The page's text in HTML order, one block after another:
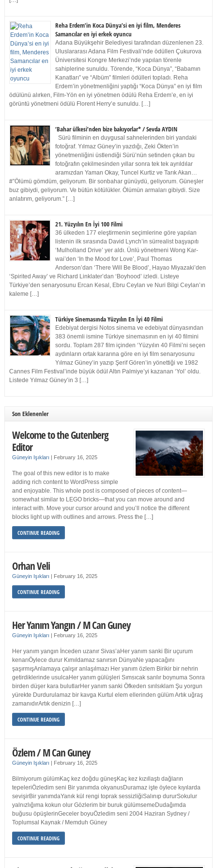
Reha Erdem’in Koca Dünya’si en iyi film, Menderes
Samancılar en iyi erkek oyuncu
Adana Büyükşehir Belediyesi tarafından düzenlenen 23.
Uluslararası Adana Film Festivali’nde ödüllen Çukurova
Üniversitesi Kongre Merkezi’nde yapılan törenle
sahiplerine sunuldu. Törende, “Koca Dünya”, “Babamın
Kanatları” ve “Albüm” filmleri ödülleri topladı. Reha
Erdem’in yönetmenliğini yaptığı “Koca Dünya” en iyi film
ödülünü alırken, Film-Yön en iyi yönetmen ödülü Reha Erdem’e, en iyi
görüntü yönetmeni ödülü Florent Herry’e sunuldu. […]
‘Bahar ülkesi’nden bize bakıyorlar* / Sevda AYDIN
Sürü filminin en duygusal sahnelerinden biri yandaki
fotoğraf. Yılmaz Güney’in yazdığı, Zeki Ökten’in
yönetmenliğini üstlendiği Sürü’nün setinden çıkan bu
fotoğrafın çekilmesinden yıllar sonra tek tek ayrıldılar
aramızdan Yaman Okay, Tuncel Kurtiz ve Tarık Akan…
#”Ölümü gömdüm, geliyorum. Bir sonbahar günüydü, geliyorum. Güneşler
buz gibiydi, geliyorum. Ve bütün kötülükler. Ölümün armaları gibiydi. Size
anlatırım, geliyorum.” […]
21. Yüzyılın En İyi 100 Filmi
36 ülkeden 177 eleştirmenin seçimlerine göre yapılan
listenin ilk sırasında David Lynch’in sürrealist başyapıtı
‘Mulholland Drive’ yer aldı. Ünlü yönetmeni Wong Kar-
wai’den ‘In the Mood for Love’, Paul Thomas
Anderson’dan ‘There Will Be Blood’, Hayao Miyazaki’den
‘Spirited Away’ ve Richard Linklater’dan ‘Boyhood’ izledi. Listeye
Türkiye’den senaryosunu Ercan Kesal, Ebru Ceylan ve Nuri Bilgi Ceylan’ın
kaleme […]
Türkiye Sinemasında Yüzyılın En İyi 40 Filmi
Edebiyat dergisi Notos sinema ve edebiyat dünyasından
383 önemli ismine Türkiye sinemasının en iyi 40 filmini
sordu. Toplam 287 film içinden ‘Yüzyılın 40 Filmi’ni seçen
aydınların ortak kararına göre en iyi film senaryosunu
Yılmaz Güney’in yazıp Şerif Gören’in yönettiği ve 1982
Cannes Film Festival’inde büyük ödül Altın Palmiye’yi kazanan ‘Yol’ oldu.
Listede Yılmaz Güney’in 3 […]
Son Eklenenler
Welcome to the Gutenberg
Editor
Güneyin Işıkları | February 16, 2025
The goal of this new editor is to make
adding rich content to WordPress simple
and enjoyable. This whole post is composed of pieces of content—
somewhat similar to LEGO bricks—that you can move around and
interact with. Move your cursor around and you’ll notice the different
blocks light up with outlines and arrows. Press the […]
CONTINUE READING
Orhan Veli
Güneyin Işıkları | February 16, 2025
CONTINUE READING
Her Yanım Yangın / M Can Guney
Güneyin Işıkları | February 16, 2025
Her yanım yangın İnceden uzanır Sivas’aHer yanım sanki Bir uçurum
kenarıÖylece durur Kımıldamaz sanırsın DünyaNe yapacağını
şaşırmışAnlamaya çalışır anlaşılmazı Her yanım özlem Birikir bir nehrin
getirdiklerinde usulcaHer yanım gülüşleri Sımsıcak sarılır boynuma Sonra
birden düşer kara bulutlarHer yanım sanki Öfkeden sırılsıklam Şu yorgun
yürekte Durdurulamaz bir kavga Kurtul elem ellerinden gülüm Artık uğraş
zamanıdırArtık denizin […]
CONTINUE READING
Özlem / M Can Guney
Güneyin Işıkları | February 16, 2025
Bilmiyorum gülümKaç kez doğdu güneşKaç kez kızıllaştı dağların
tepeleriÖzledim seni Bir yanımda okyanusDuramaz işte öylece kıyılarda
sevişirBir yanımdaYanık kül rengi toprak sessizliğiSalınıp dururSokulur
yalnızlığıma kokun olur Gözlerim bir buruk gülümsemeDudağımda
buğusu öpüşlerinGeceler boyuÖzledim seni 2004 Haziran Sydney /
Toplumsal Kaynak / Memduh Güney
CONTINUE READING